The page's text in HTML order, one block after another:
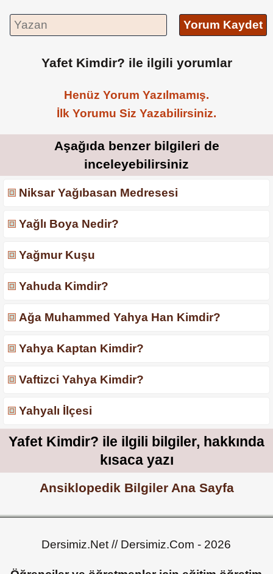
Yorum Kaydet
Yafet Kimdir? ile ilgili yorumlar
Henüz Yorum Yazılmamış.
İlk Yorumu Siz Yazabilirsiniz.
Aşağıda benzer bilgileri de
inceleyebilirsiniz
Niksar Yağıbasan Medresesi
Yağlı Boya Nedir?
Yağmur Kuşu
Yahuda Kimdir?
Ağa Muhammed Yahya Han Kimdir?
Yahya Kaptan Kimdir?
Vaftizci Yahya Kimdir?
Yahyalı İlçesi
Yafet Kimdir? ile ilgili bilgiler, hakkında
kısaca yazı
Ansiklopedik Bilgiler Ana Sayfa
Dersimiz.Net // Dersimiz.Com - 2026